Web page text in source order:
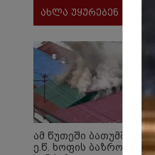
ახლა უყურებენ
ამ წუთეში ბათუმში,
ე.წ. ხოფის ბაზრობაზე